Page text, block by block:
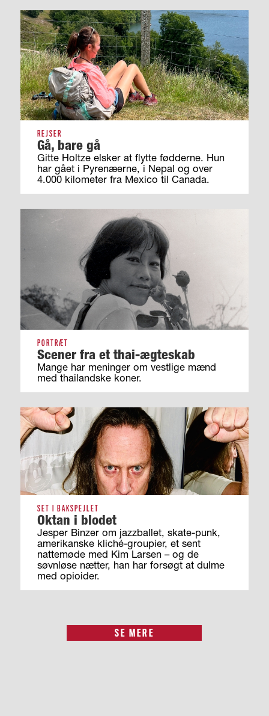
REJSER
Gå, bare gå
Gitte Holtze elsker at flytte fødderne. Hun
har gået i Pyrenæerne, i Nepal og over
4.000 kilometer fra Mexico til Canada.
PORTRÆT
Scener fra et thai-ægteskab
Mange har meninger om vestlige mænd
med thailandske koner.
SET I BAKSPEJLET
Oktan i blodet
Jesper Binzer om jazzballet, skate-punk,
amerikanske kliché-groupier, et sent
nattemøde med Kim Larsen – og de
søvnløse nætter, han har forsøgt at dulme
med opioider.
SE MERE